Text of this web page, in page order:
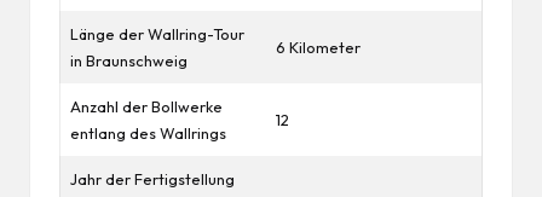
Länge der Wallring-Tour
in Braunschweig
6 Kilometer
Anzahl der Bollwerke
entlang des Wallrings
12
Jahr der Fertigstellung